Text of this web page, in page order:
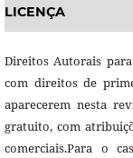
LICENÇA
Direitos Autorais
com direitos de
aparecerem nesta
gratuito, com
comerciais.Para o